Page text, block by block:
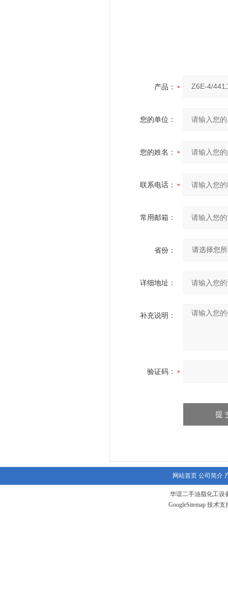
产品：
您的单位：
您的姓名：
联系电话：
常用邮箱：
省份：
详细地址：
补充说明：
验证码：
网站首页 公司简介
华谊二手油脂化工设
GoogleSitemap 技术支